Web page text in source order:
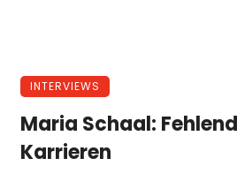
INTERVIEWS
Maria Schaal:
Karrieren